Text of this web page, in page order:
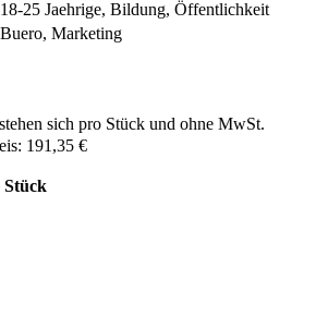
18-25 Jaehrige, Bildung, Öffentlichkeit
Buero, Marketing
sich pro Stück und ohne MwSt.
191,35 €
Stück